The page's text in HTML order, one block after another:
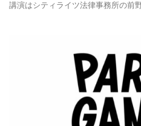
講演はシティライツ法律事務所の前